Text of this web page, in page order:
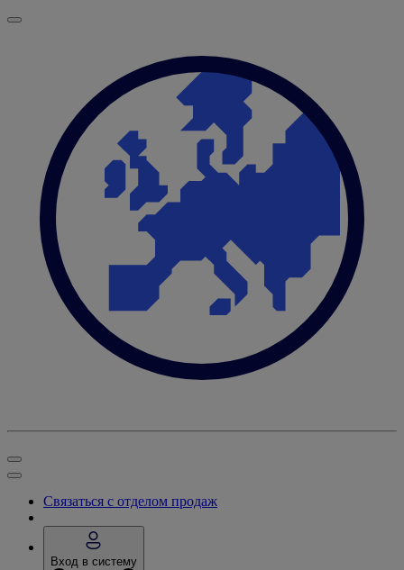
Связаться с отделом продаж
Вход в систему